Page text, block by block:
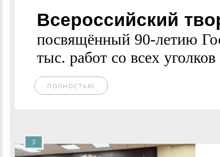
Всероссийский
посвящённый 90-летию
тыс. работ со всех
ПОЛНОСТЬЮ
3